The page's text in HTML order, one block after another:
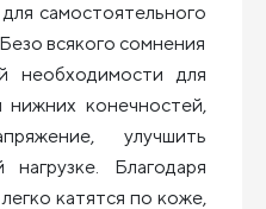
самостоятельного
всякого сомнения
необходимости для
конечностей,
улучшить
Благодаря
катятся по коже,